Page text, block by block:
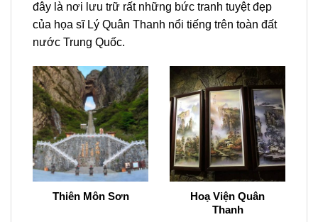
đây là nơi lưu trữ rất những bức tranh tuyệt đẹp
của họa sĩ Lý Quân Thanh nổi tiếng trên toàn đất
nước Trung Quốc.
Thiên Môn Sơn
Hoạ Viện Quân
Thanh